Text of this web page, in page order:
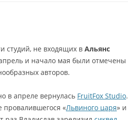
студий, не входящих в Альянс
и начало мая были отмечены
авторов.
в апреле вернулась FruitFox Studio.
провалившегося «Львиного царя» и